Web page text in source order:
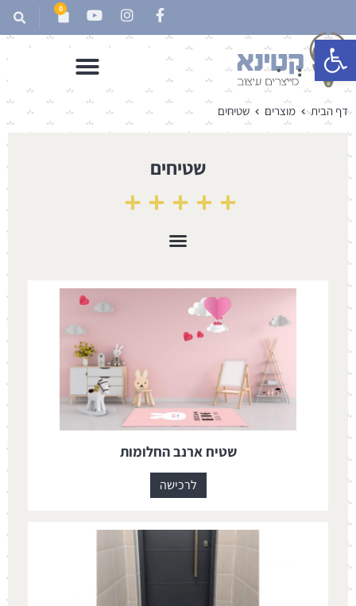
פתח סרגל נגישות
0
דף הבית מוצרים שטיחים
שטיחים
שטיח ארנב החלומות
לרכישה